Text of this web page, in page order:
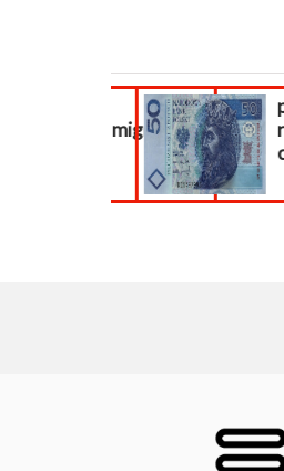
PrestaShop, migracja...